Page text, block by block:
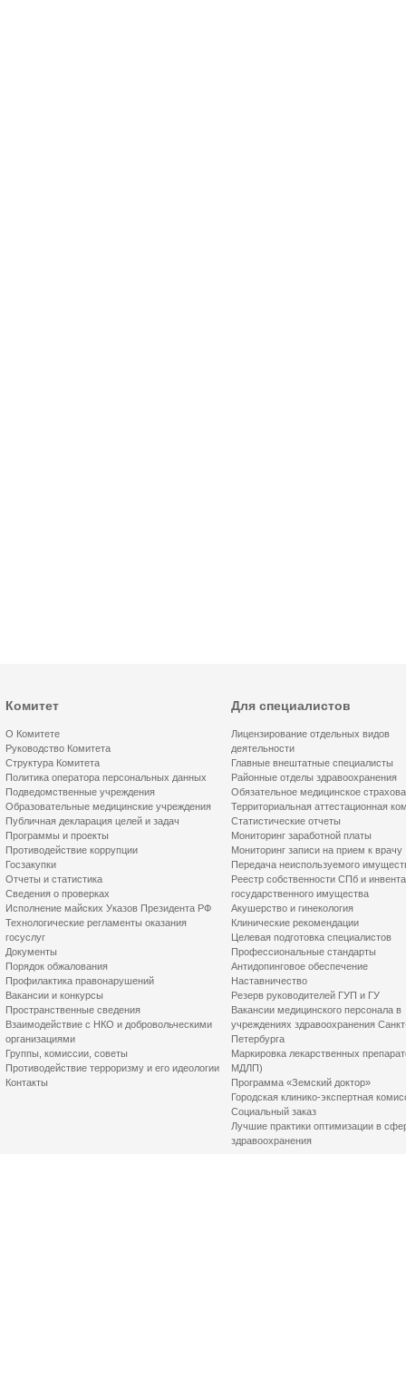
Комитет
О Комитете
Руководство Комитета
Структура Комитета
Политика оператора персональных данных
Подведомственные учреждения
Образовательные медицинские учреждения
Публичная декларация целей и задач
Программы и проекты
Противодействие коррупции
Госзакупки
Отчеты и статистика
Сведения о проверках
Исполнение майских Указов Президента РФ
Технологические регламенты оказания
госуслуг
Документы
Порядок обжалования
Профилактика правонарушений
Вакансии и конкурсы
Пространственные сведения
Взаимодействие с НКО и добровольческими
организациями
Группы, комиссии, советы
Противодействие терроризму и его идеологии
Контакты
Для специалистов
Лицензирование отдельных видов
деятельности
Главные внештатные специалисты
Районные отделы здравоохранения
Обязательное медицинское
Территориальная аттестационная
Статистические отчеты
Мониторинг заработной платы
Мониторинг записи на прием к врачу
Передача неиспользуемого
Реестр собственности СПб и
государственного имущества
Акушерство и гинекология
Клинические рекомендации
Целевая подготовка специалистов
Профессиональные стандарты
Антидопинговое обеспечение
Наставничество
Резерв руководителей ГУП и ГУ
Вакансии медицинского персонала в
учреждениях здравоохранения
Петербурга
Маркировка лекарственных
МДЛП)
Программа «Земский доктор»
Городская клинико-экспертная
Социальный заказ
Лучшие практики оптимизации в
здравоохранения